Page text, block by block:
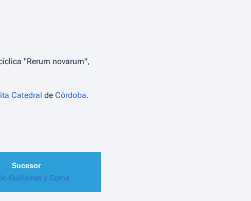
"Rerum novarum",
Catedral de Córdoba.
Sucesor
Guillamet y Coma